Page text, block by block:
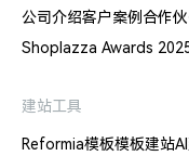
公司介绍客户案例 合作
Shoplazza Awards
建站工具
Reformia模板模板建站